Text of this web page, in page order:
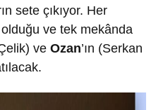
sete çıkıyor. Her
ve tek mekânda
ve Ozan’ın (Serkan